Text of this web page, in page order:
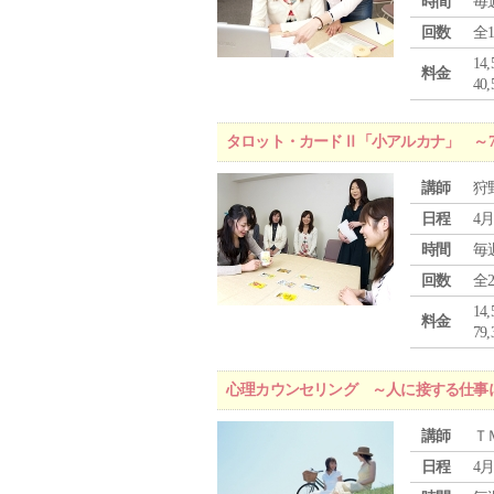
回数
全
料金
タロット・カードⅡ「小アルカナ」 ～
講師
狩
日程
4
時間
毎
回数
全
料金
心理カウンセリング ～人に接する仕事
講師
Ｔ
日程
4